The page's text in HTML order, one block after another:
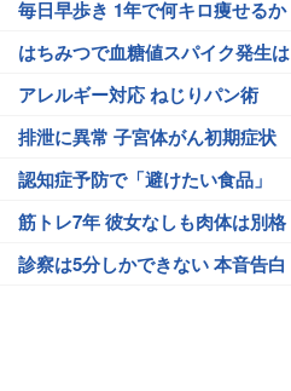
毎日早歩き 1年で何キロ痩せるか
はちみつで血糖値スパイク発生は
アレルギー対応 ねじりパン術
排泄に異常 子宮体がん初期症状
認知症予防で「避けたい食品」
筋トレ7年 彼女なしも肉体は別格
診察は5分しかできない 本音告白